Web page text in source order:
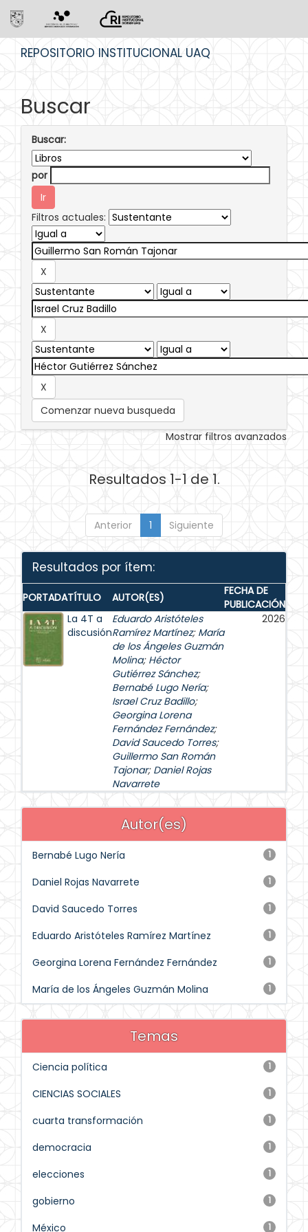
REPOSITORIO INSTITUCIONAL UAQ
Buscar
Buscar:
por
Filtros actuales:
Comenzar nueva busqueda
Mostrar filtros avanzados
Resultados 1-1 de 1.
Anterior 1 Siguiente
Resultados por ítem:
PORTADATÍTULO AUTOR(ES)
FECHA DE
PUBLICACIÓN
La 4T a
discusión
Eduardo Aristóteles
Ramírez Martínez; María
de los Ángeles Guzmán
Molina; Héctor
Gutiérrez Sánchez;
Bernabé Lugo Nería;
Israel Cruz Badillo;
Georgina Lorena
Fernández Fernández;
David Saucedo Torres;
Guillermo San Román
Tajonar; Daniel Rojas
Navarrete
2026
Autor(es)
1
Bernabé Lugo Nería
1
Daniel Rojas Navarrete
1
David Saucedo Torres
1
Eduardo Aristóteles Ramírez Martínez
1
Georgina Lorena Fernández Fernández
1
María de los Ángeles Guzmán Molina
Temas
1
Ciencia política
1
CIENCIAS SOCIALES
1
cuarta transformación
1
democracia
1
elecciones
1
gobierno
1
México